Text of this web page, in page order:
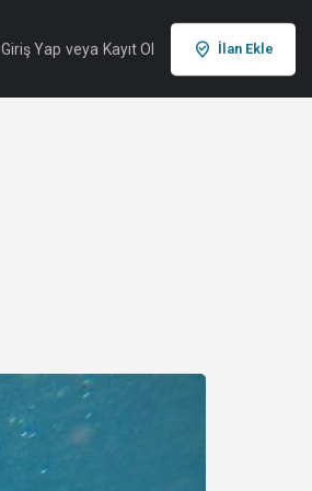
Giriş Yap veya Kayıt Ol İlan Ekle